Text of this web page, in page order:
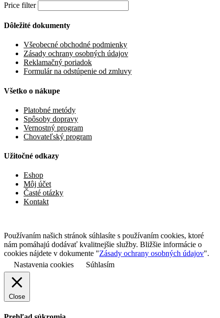
Price filter
Dôležité dokumenty
Všeobecné obchodné podmienky
Zásady ochrany osobných údajov
Reklamačný poriadok
Formulár na odstúpenie od zmluvy
Všetko o nákupe
Platobné metódy
Spôsoby dopravy
Vernostný program
Chovateľský program
Užitočné odkazy
Eshop
Môj účet
Časté otázky
Kontakt
Používaním našich stránok súhlasíte s používaním cookies, ktoré
nám pomáhajú dodávať kvalitnejšie služby. Bližšie informácie o
cookies nájdete v dokumente "Zásady ochrany osobných údajov".
Nastavenia cookies
Súhlasím
Close